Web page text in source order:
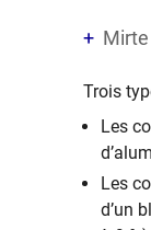
Mirte
Trois
Les
Les
d’un